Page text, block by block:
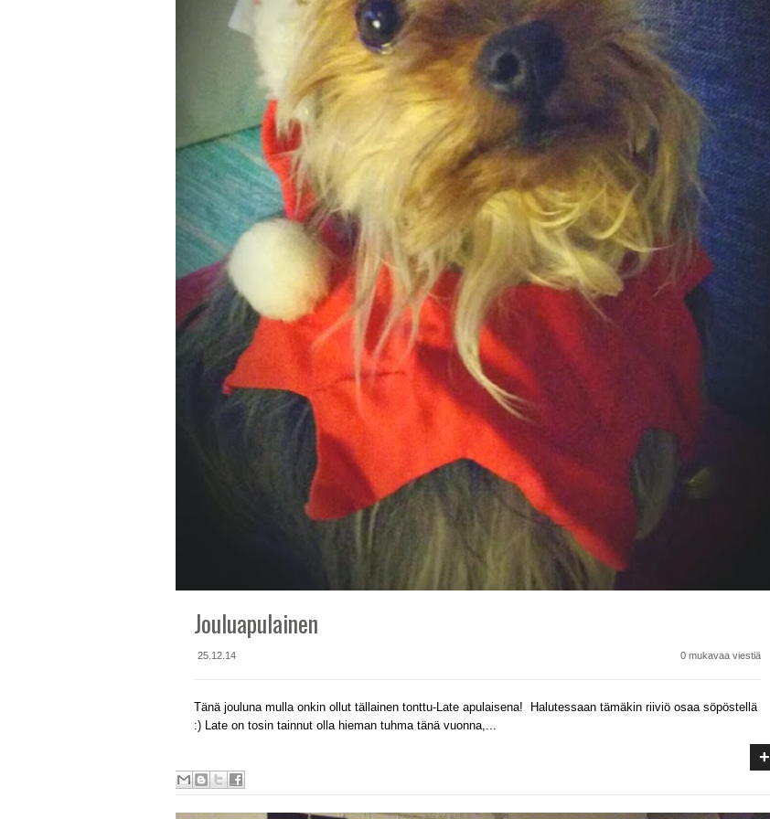
Jouluapulainen
25.12.14 0 mukavaa viestiä
Tänä jouluna mulla onkin ollut tällainen tonttu-Late apulaisena! Halutessaan tämäkin riiviö osaa söpöstellä
:) Late on tosin tainnut olla hieman tuhma tänä vuonna,...
+